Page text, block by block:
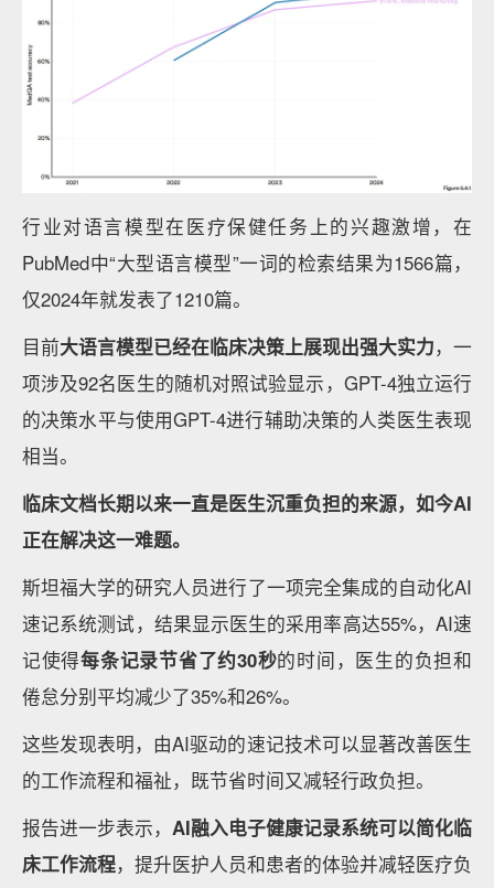
行业对语言模型在医疗保健任务上的兴趣激增，在
PubMed中“大型语言模型”一词的检索结果为1566篇，
仅2024年就发表了1210篇。
目前大语言模型已经在临床决策上展现出强大实力，一
项涉及92名医生的随机对照试验显示，GPT-4独立运行
的决策水平与使用GPT-4进行辅助决策的人类医生表现
相当。
临床文档长期以来一直是医生沉重负担的来源，如今AI
正在解决这一难题。
斯坦福大学的研究人员进行了一项完全集成的自动化AI
速记系统测试，结果显示医生的采用率高达55%，AI速
记使得每条记录节省了约30秒的时间，医生的负担和
倦怠分别平均减少了35%和26%。
这些发现表明，由AI驱动的速记技术可以显著改善医生
的工作流程和福祉，既节省时间又减轻行政负担。
报告进一步表示， AI融入电子健康记录系统可以简化临
床工作流程，提升医护人员和患者的体验并减轻医疗负